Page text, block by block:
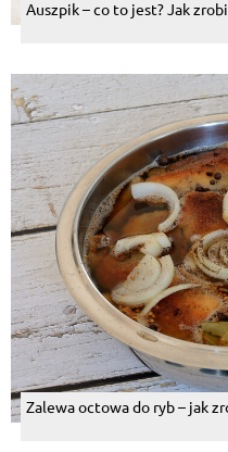
Auszpik – co to jest? Jak
Zalewa octowa do ryb – jak